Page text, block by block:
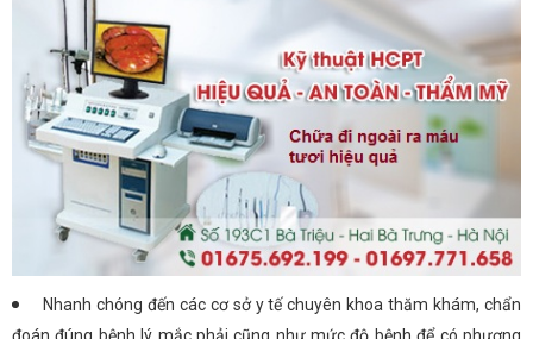
Nhanh chóng đến các cơ sở y tế chuyên khoa thăm khám, chẩn
đoán đúng bệnh lý mắc phải cũng như mức độ bệnh để có phương